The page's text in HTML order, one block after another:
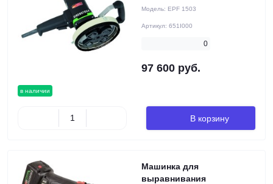
в наличии
Модель: EPF 1503
Артикул: 651I000
0
97 600 руб.
В корзину
Машинка для
выравнивания